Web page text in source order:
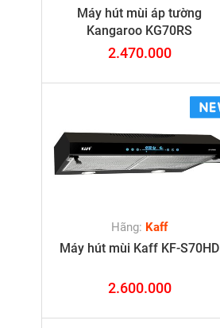
Máy hút mùi áp tường
Kangaroo KG70RS
2.470.000
Hãng: Kaff
Máy hút mùi Kaff KF-S70HD
2.600.000